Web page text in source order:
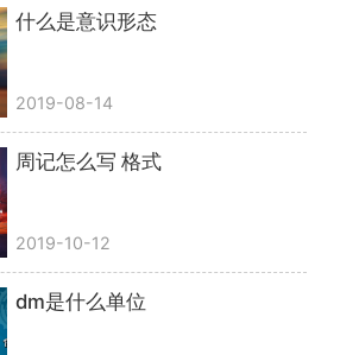
什么是意识形态
2019-08-14
周记怎么写 格式
2019-10-12
dm是什么单位